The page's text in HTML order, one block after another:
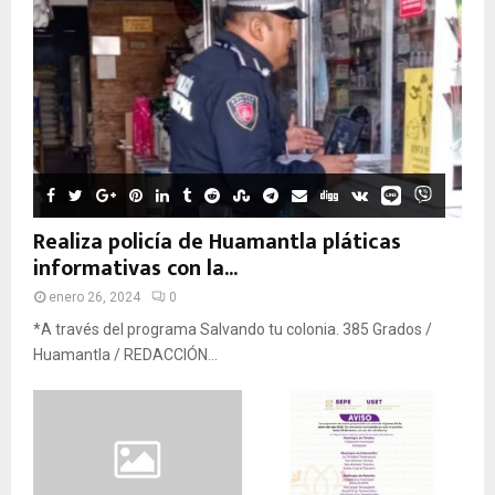
Realiza policía de Huamantla pláticas
informativas con la...
enero 26, 2024 0
*A través del programa Salvando tu colonia. 385 Grados /
Huamantla / REDACCIÓN...